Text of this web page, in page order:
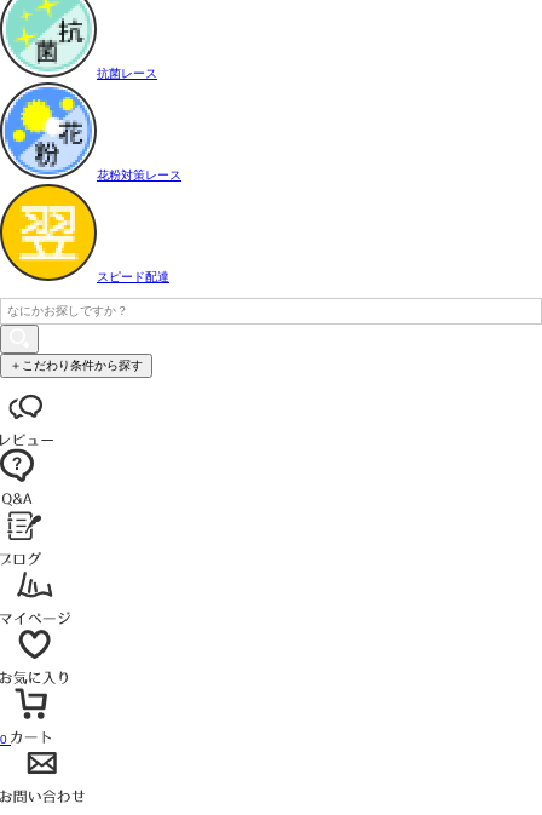
抗菌レース
花粉対策レース
スピード配達
＋こだわり条件から探す
0